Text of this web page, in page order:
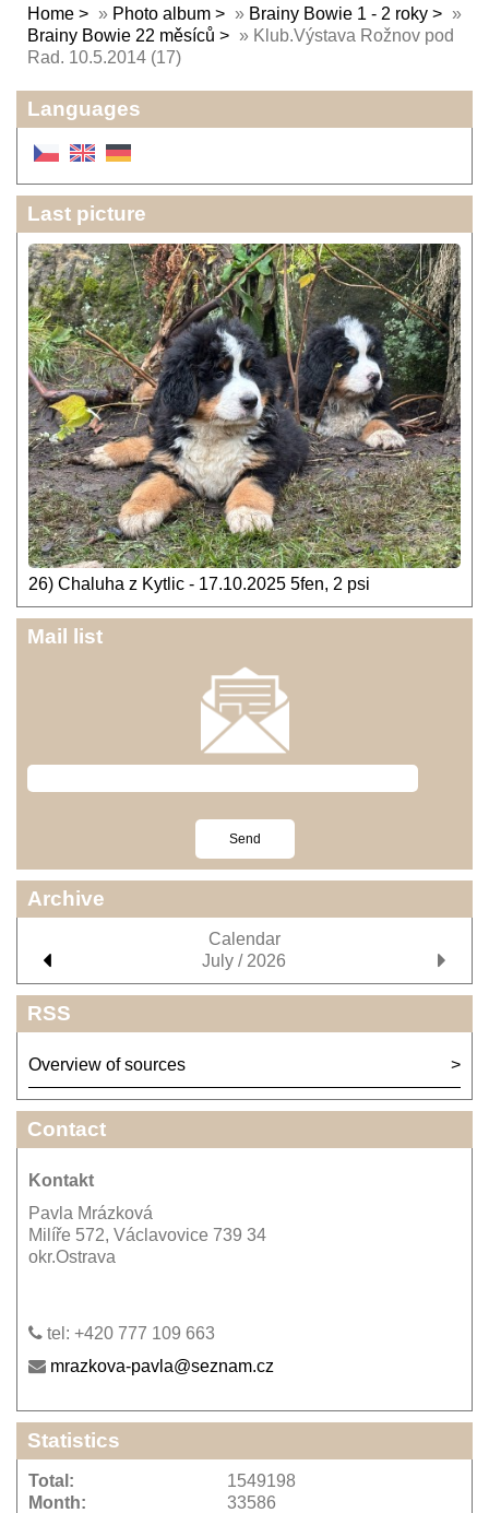
Home » Photo album » Brainy Bowie 1 - 2 roky
»
Brainy Bowie 22 měsíců
» Klub.Výstava Rožnov pod
Rad. 10.5.2014 (17)
Languages
Last picture
26) Chaluha z Kytlic - 17.10.2025 5fen, 2 psi
Mail list
Archive
Calendar
July / 2026
RSS
Overview of sources
Contact
Kontakt
Pavla Mrázková
Milíře 572, Václavovice 739 34
okr.Ostrava
tel: +420 777 109 663
mrazkova-pavla@seznam.cz
Statistics
Total:
1549198
Month:
33586